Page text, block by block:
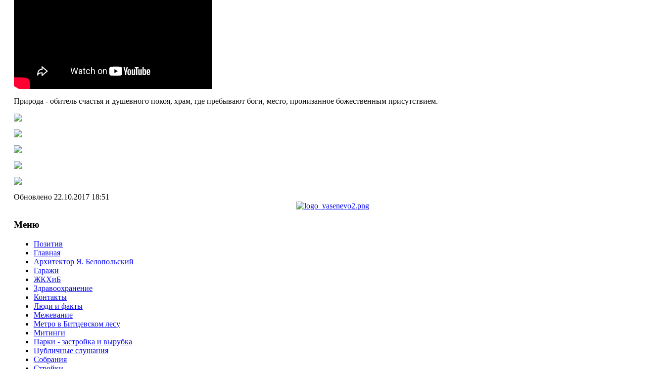
Природа - обитель счастья и душевного покоя, храм, где пребывают боги, место, пронизанное божественным присутствием.
Обновлено 22.10.2017 18:51
Меню
Позитив
Главная
Архитектор Я. Белопольский
Гаражи
ЖКХиБ
Здравоохранение
Контакты
Люди и факты
Межевание
Метро в Битцевском лесу
Митинги
Парки - застройка и вырубка
Публичные слушания
Собрания